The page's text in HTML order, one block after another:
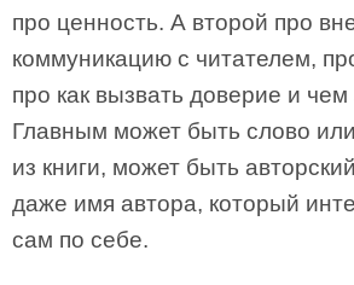
про ценность. А второй про
коммуникацию с читателем,
про как вызвать доверие и чем
Главным может быть слово
из книги, может быть
даже имя автора, который
сам по себе.